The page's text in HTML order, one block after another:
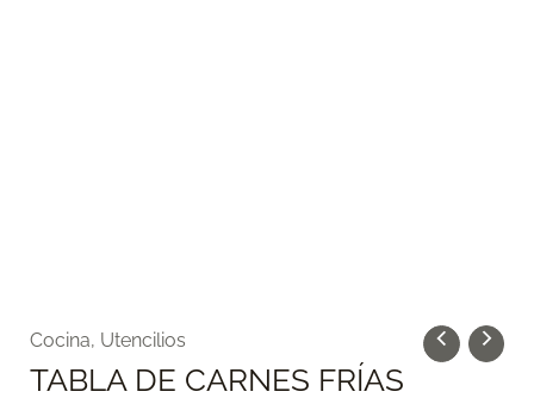
Cocina, Utencilios
TABLA DE CARNES FRÍAS
TABLA
DE